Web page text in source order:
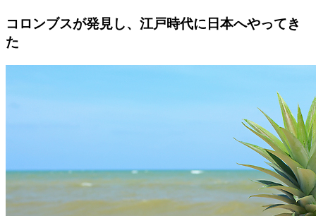
コロンブスが発見し、江戸時代に日本へやってき
た